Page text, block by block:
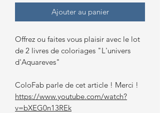
Ajouter au panier
Offrez ou faites vous plaisir avec le lot
de 2 livres de coloriages "L'univers
d'Aquareves"
ColoFab parle de cet article ! Merci !
https://www.youtube.com/watch?
v=bXEG0n13REk